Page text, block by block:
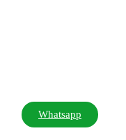
Whatsapp